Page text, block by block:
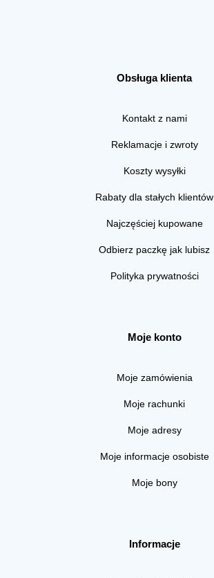
Obsługa klienta
Kontakt z nami
Reklamacje i zwroty
Koszty wysyłki
Rabaty dla stałych klientów
Najczęściej kupowane
Odbierz paczkę jak lubisz
Polityka prywatności
Moje konto
Moje zamówienia
Moje rachunki
Moje adresy
Moje informacje osobiste
Moje bony
Informacje